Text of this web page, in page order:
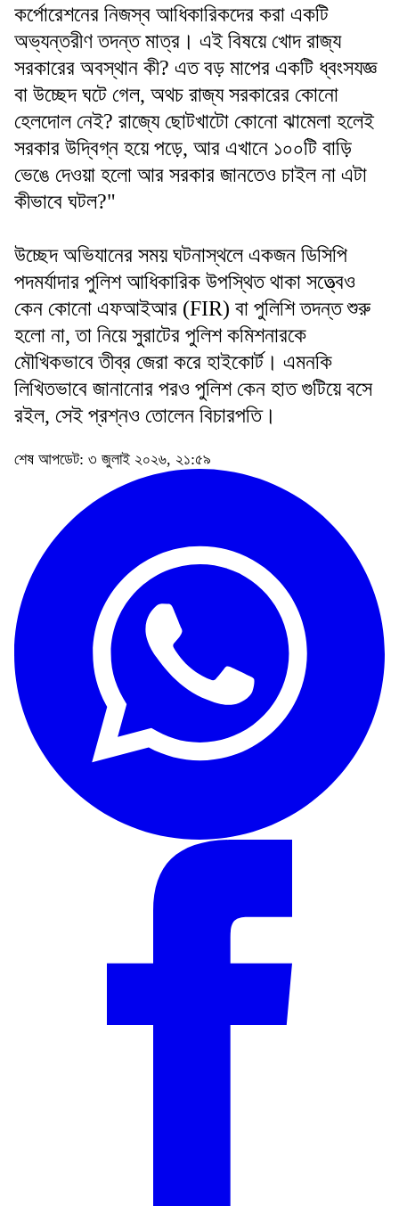
কর্পোরেশনের নিজস্ব আধিকারিকদের করা একটি
অভ্যন্তরীণ তদন্ত মাত্র। এই বিষয়ে খোদ রাজ্য
সরকারের অবস্থান কী? এত বড় মাপের একটি ধ্বংসযজ্ঞ
বা উচ্ছেদ ঘটে গেল, অথচ রাজ্য সরকারের কোনো
হেলদোল নেই? রাজ্যে ছোটখাটো কোনো ঝামেলা হলেই
সরকার উদ্বিগ্ন হয়ে পড়ে, আর এখানে ১০০টি বাড়ি
ভেঙে দেওয়া হলো আর সরকার জানতেও চাইল না এটা
কীভাবে ঘটল?"
উচ্ছেদ অভিযানের সময় ঘটনাস্থলে একজন ডিসিপি
পদমর্যাদার পুলিশ আধিকারিক উপস্থিত থাকা সত্ত্বেও
কেন কোনো এফআইআর (FIR) বা পুলিশি তদন্ত শুরু
হলো না, তা নিয়ে সুরাটের পুলিশ কমিশনারকে
মৌখিকভাবে তীব্র জেরা করে হাইকোর্ট। এমনকি
লিখিতভাবে জানানোর পরও পুলিশ কেন হাত গুটিয়ে বসে
রইল, সেই প্রশ্নও তোলেন বিচারপতি।
শেষ আপডেট: ৩ জুলাই ২০২৬, ২১:৫৯